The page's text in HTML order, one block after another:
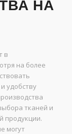
НА
в
на более
удобству
тканей и
продукции.
могут